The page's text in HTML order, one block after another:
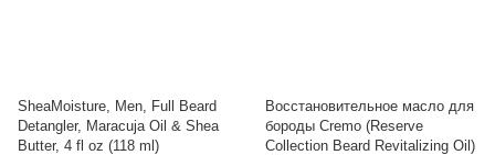
SheaMoisture, Men, Full Beard
Detangler, Maracuja Oil & Shea
Butter, 4 fl oz (118 ml)
Восстановительное масло для
бороды Cremo (Reserve
Collection Beard Revitalizing Oil)